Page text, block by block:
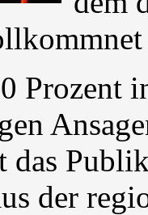
Prozent
das
der